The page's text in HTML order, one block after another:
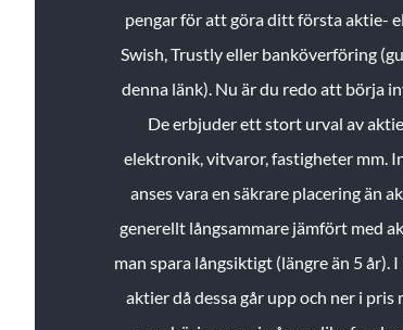
pengar för att göra ditt första aktie-
Swish, Trustly eller banköverföring
denna länk). Nu är du redo att börja
De erbjuder ett stort urval av
elektronik, vitvaror, fastigheter mm.
anses vara en säkrare placering än
generellt långsammare jämfört med
man spara långsiktigt (längre än 5
aktier då dessa går upp och ner i